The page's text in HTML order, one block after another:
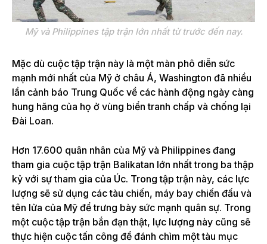
Mỹ và Philippines tập trận lớn nhất từ ​​trước đến nay.
Mặc dù cuộc tập trận này là một màn phô diễn sức
mạnh mới nhất của Mỹ ở châu Á, Washington đã nhiều
lần cảnh báo Trung Quốc về các hành động ngày càng
hung hăng của họ ở vùng biển tranh chấp và chống lại
Đài Loan.
Hơn 17.600 quân nhân của Mỹ và Philippines đang
tham gia cuộc tập trận Balikatan lớn nhất trong ba thập
kỷ với sự tham gia của Úc. Trong tập trận này, các lực
lượng sẽ sử dụng các tàu chiến, máy bay chiến đấu và
tên lửa của Mỹ để trưng bày sức mạnh quân sự. Trong
một cuộc tập trận bắn đạn thật, lực lượng này cũng sẽ
thực hiện cuộc tấn công để đánh chìm một tàu mục